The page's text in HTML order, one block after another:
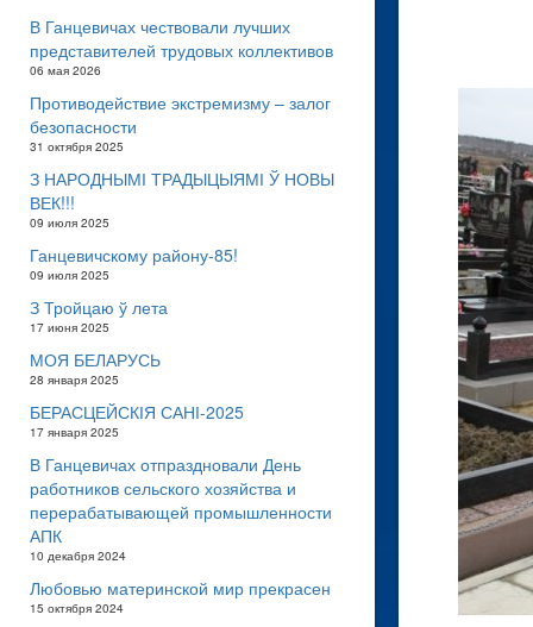
В Ганцевичах чествовали лучших
представителей трудовых коллективов
06 мая 2026
Противодействие экстремизму – залог
безопасности
31 октября 2025
З НАРОДНЫМІ ТРАДЫЦЫЯМІ Ў НОВЫ
ВЕК!!!
09 июля 2025
Ганцевичскому району-85!
09 июля 2025
З Тройцаю ў лета
17 июня 2025
МОЯ БЕЛАРУСЬ
28 января 2025
БЕРАСЦЕЙСКІЯ САНІ-2025
17 января 2025
В Ганцевичах отпраздновали День
работников сельского хозяйства и
перерабатывающей промышленности
АПК
10 декабря 2024
Любовью материнской мир прекрасен
15 октября 2024